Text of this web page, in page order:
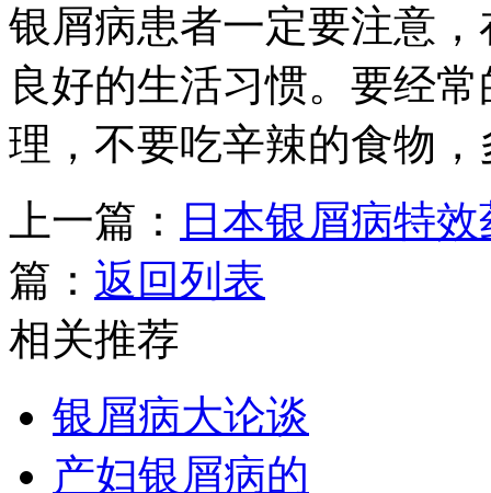
银屑病患者一定要注意
良好的生活习惯。要经
理，不要吃辛辣的食物
上一篇：
日本银屑病特
篇： 返回列表
相关推荐
银屑病大论谈
产妇银屑病的